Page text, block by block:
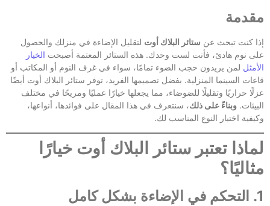
مقدمة
إذا كنت تبحث عن ستائر البلاك أوت لتقليل الإضاءة في منزلك والحصول
على نوم هادئ، فأنت لست وحدك. هذه الستائر المعتمة أصبحت الخيار
الأمثل لمن يريدون حجب الضوء تمامًا، سواء في غرف النوم أو المكاتب أو
قاعات السينما المنزلية. بفضل تصميمها الفريد، توفر ستائر البلاك أوت أيضًا
عزلًا حراريًا وتقليلًا للضوضاء، مما يجعلها خيارًا عمليًا ومريحًا في مختلف
البيئات. وبناءً على ذلك، سنتعرف في هذا المقال على فوائدها، أنواعها،
وكيفية اختيار النوع المناسب لك.
لماذا تعتبر ستائر البلاك أوت خيارًا
مثاليًا؟
1. التحكم في الإضاءة بشكل كامل